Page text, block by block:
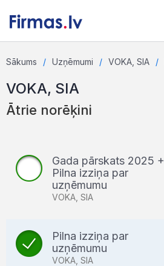
Sākums Uzņēmumi VOKA, SIA
VOKA, SIA
Ātrie norēķini
Gada pārskats 2025 +
Pilna izziņa par
uzņēmumu
VOKA, SIA
Pilna izziņa par
uzņēmumu
VOKA, SIA